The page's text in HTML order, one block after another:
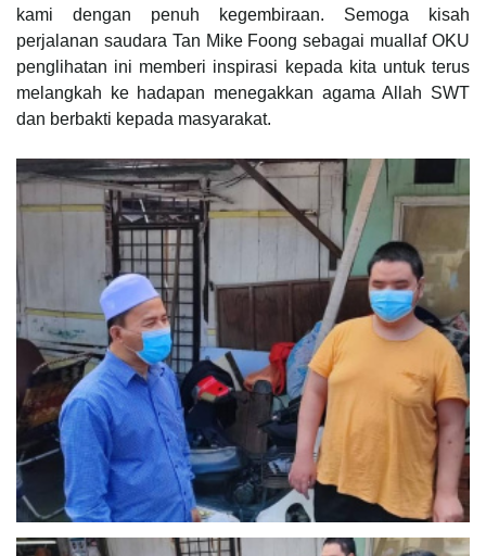
kami dengan penuh kegembiraan. Semoga kisah
perjalanan saudara Tan Mike Foong sebagai muallaf OKU
penglihatan ini memberi inspirasi kepada kita untuk terus
melangkah ke hadapan menegakkan agama Allah SWT
dan berbakti kepada masyarakat.